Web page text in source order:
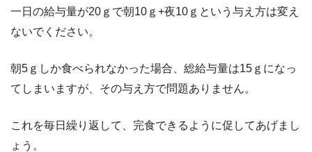
一日の給与量が20ｇで朝10ｇ+夜10ｇという与え方は変え
ないでください。
朝5ｇしか食べられなかった場合、総給与量は15ｇになっ
てしまいますが、その与え方で問題ありません。
これを毎日繰り返して、完食できるように促してあげまし
ょう。